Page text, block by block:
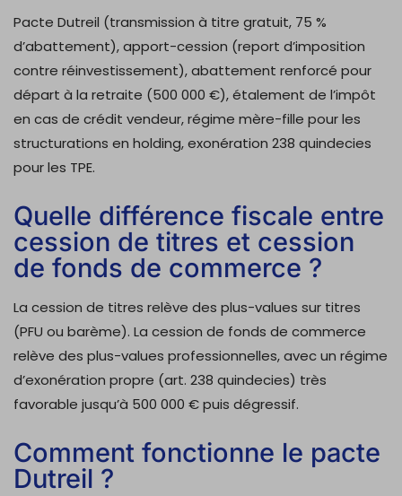
Pacte Dutreil (transmission à titre gratuit, 75 %
d’abattement), apport-cession (report d’imposition
contre réinvestissement), abattement renforcé pour
départ à la retraite (500 000 €), étalement de l’impôt
en cas de crédit vendeur, régime mère-fille pour les
structurations en holding, exonération 238 quindecies
pour les TPE.
Quelle différence fiscale entre
cession de titres et cession
de fonds de commerce ?
La cession de titres relève des plus-values sur titres
(PFU ou barème). La cession de fonds de commerce
relève des plus-values professionnelles, avec un régime
d’exonération propre (art. 238 quindecies) très
favorable jusqu’à 500 000 € puis dégressif.
Comment fonctionne le pacte
Dutreil ?